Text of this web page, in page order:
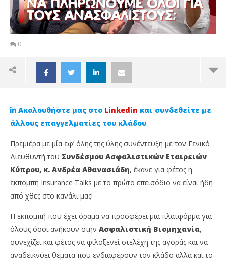
0
NOW VIEWING
Ο Ανδρέας Αθανασιάδης στην πρεμιέρα της
τρίτης σεζόν Insurance Talks
Ακολουθήστε μας στο Linkedin και συνδεθείτε με
άλλους επαγγελματίες του κλάδου
Πρεμιέρα με μία εφ’ όλης της ύλης συνέντευξη με τον Γενικό
Διευθυντή του Συνδέσμου Ασφαλιστικών Εταιρειών
Κύπρου, κ. Ανδρέα Αθανασιάδη, έκανε για φέτος η
εκπομπή Insurance Talks με το πρώτο επεισόδιο να είναι ήδη
από χθες στο κανάλι μας!
Η εκπομπή που έχει όραμα να προσφέρει μια πλατφόρμα για
όλους όσοι ανήκουν στην Ασφαλιστική Βιομηχανία,
συνεχίζει και φέτος να φιλοξενεί στελέχη της αγοράς και να
αναδεικνύει θέματα που ενδιαφέρουν τον κλάδο αλλά και το